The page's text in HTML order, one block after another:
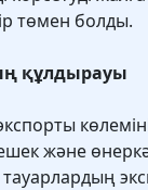
төмен болды.
құлдырауы
және